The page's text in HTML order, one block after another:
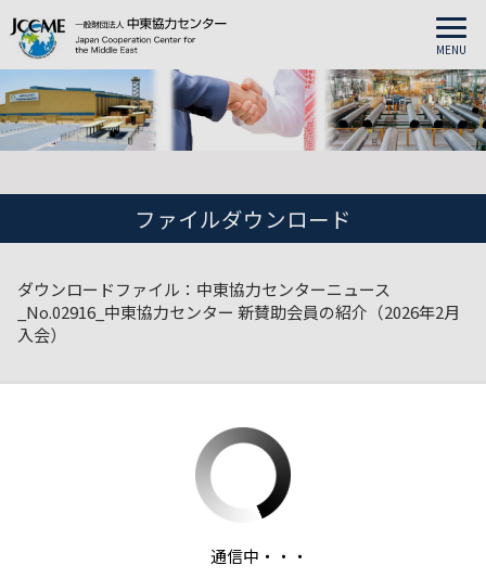
MENU
ファイルダウンロード
ダウンロードファイル：中東協力センターニュース
_No.02916_中東協力センター 新賛助会員の紹介（2026年2月
入会）
通信中・・・